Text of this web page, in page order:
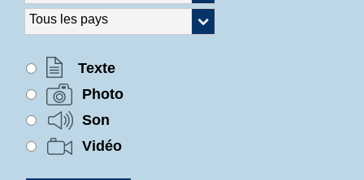
Texte
Photo
Son
Vidéo